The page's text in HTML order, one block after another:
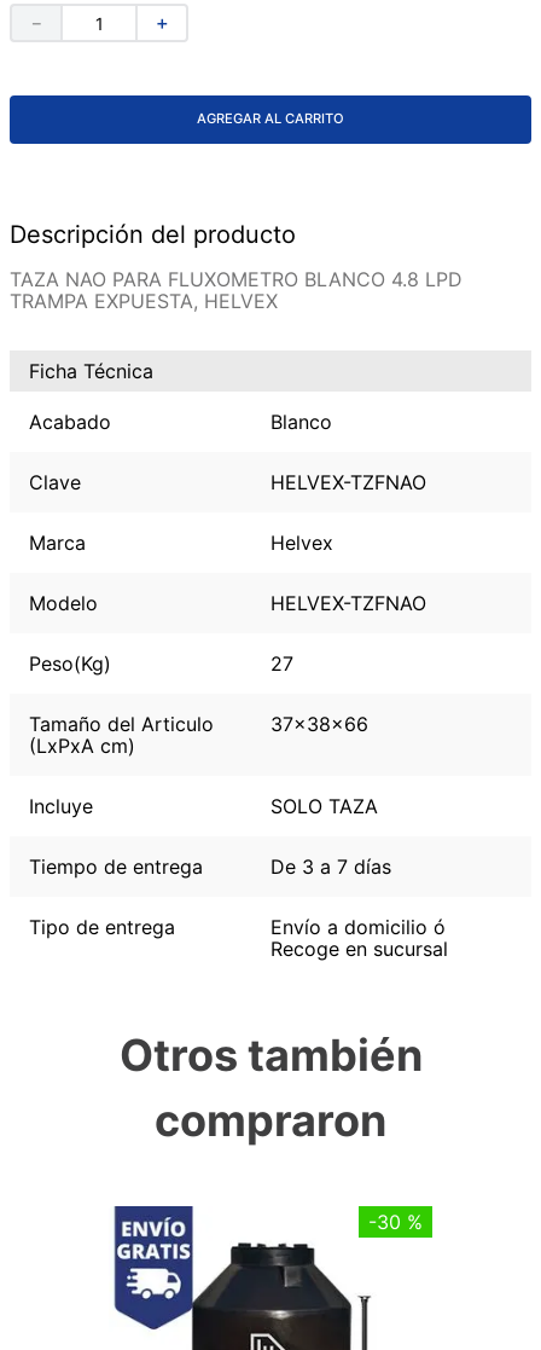
＋
－
AGREGAR AL CARRITO
Descripción del producto
TAZA NAO PARA FLUXOMETRO BLANCO 4.8 LPD
TRAMPA EXPUESTA, HELVEX
Ficha Técnica
Acabado Blanco
Clave HELVEX-TZFNAO
Marca Helvex
Modelo HELVEX-TZFNAO
Peso(Kg) 27
Tamaño del Articulo
(LxPxA cm)
37x38x66
Incluye SOLO TAZA
Tiempo de entrega De 3 a 7 días
Tipo de entrega
Envío a domicilio ó
Recoge en sucursal
Otros también
compraron
-30 %